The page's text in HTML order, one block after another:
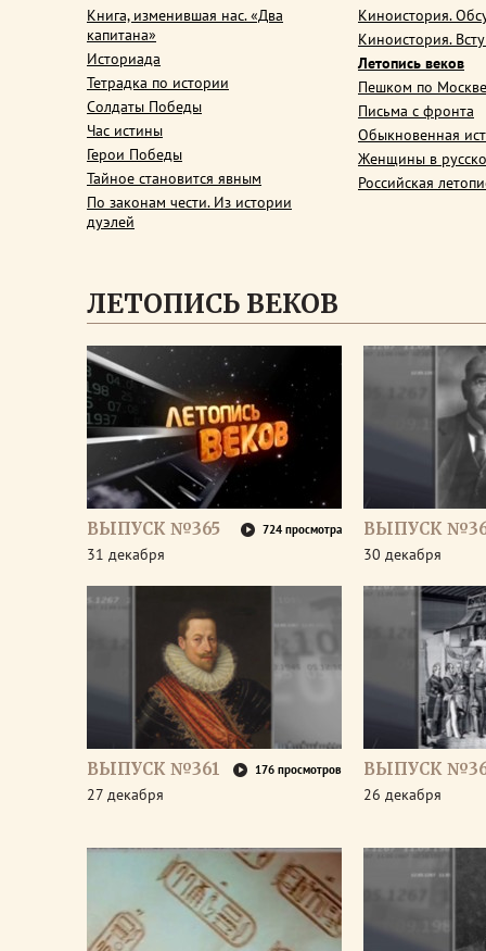
Книга, изменившая нас. «Два
капитана»
Историада
Тетрадка по истории
Солдаты Победы
Час истины
Герои Победы
Тайное становится явным
По законам чести. Из истории
дуэлей
Киноистория.
Киноистория.
Летопись веков
Пешком по Москве
Письма с фронта
Обыкновенная
Женщины в
Российская
ЛЕТОПИСЬ ВЕКОВ
ВЫПУСК №365 724 просмотра
31 декабря
ВЫПУСК
30 декабря
ВЫПУСК №361 176 просмотров
27 декабря
ВЫПУСК
26 декабря